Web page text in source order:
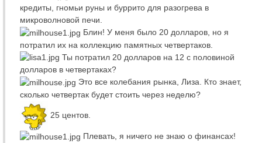
кредиты, гномьи руны и буррито для разогрева в
микроволновой печи.
Блин! У меня было 20 долларов, но я
потратил их на коллекцию памятных четвертаков.
Ты потратил 20 долларов на 12 с половиной
долларов в четвертаках?
Это все колебания рынка, Лиза. Кто знает,
сколько четвертак будет стоить через неделю?
25 центов.
Плевать, я ничего не знаю о финансах!